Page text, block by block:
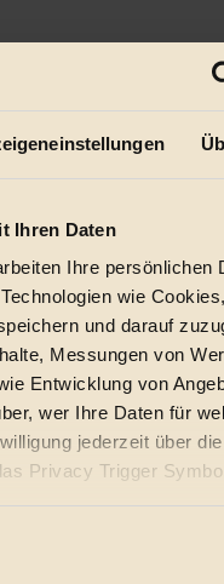
Ihren Daten
Ihre persönlichen
wie
und darauf
Messungen von
Entwicklung von
wer Ihre Daten für
jederzeit über
Privacy Trigger
gerne:
und bewussten